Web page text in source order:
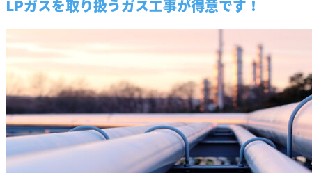
LPガスを取り扱うガス工事が得意です！